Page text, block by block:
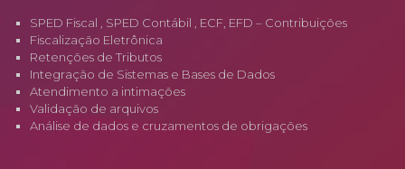
SPED Fiscal , SPED Contábil , ECF, EFD – Contribuições
Fiscalização Eletrônica
Retenções de Tributos
Integração de Sistemas e Bases de Dados
Atendimento a intimações
Validação de arquivos
Análise de dados e cruzamentos de obrigações